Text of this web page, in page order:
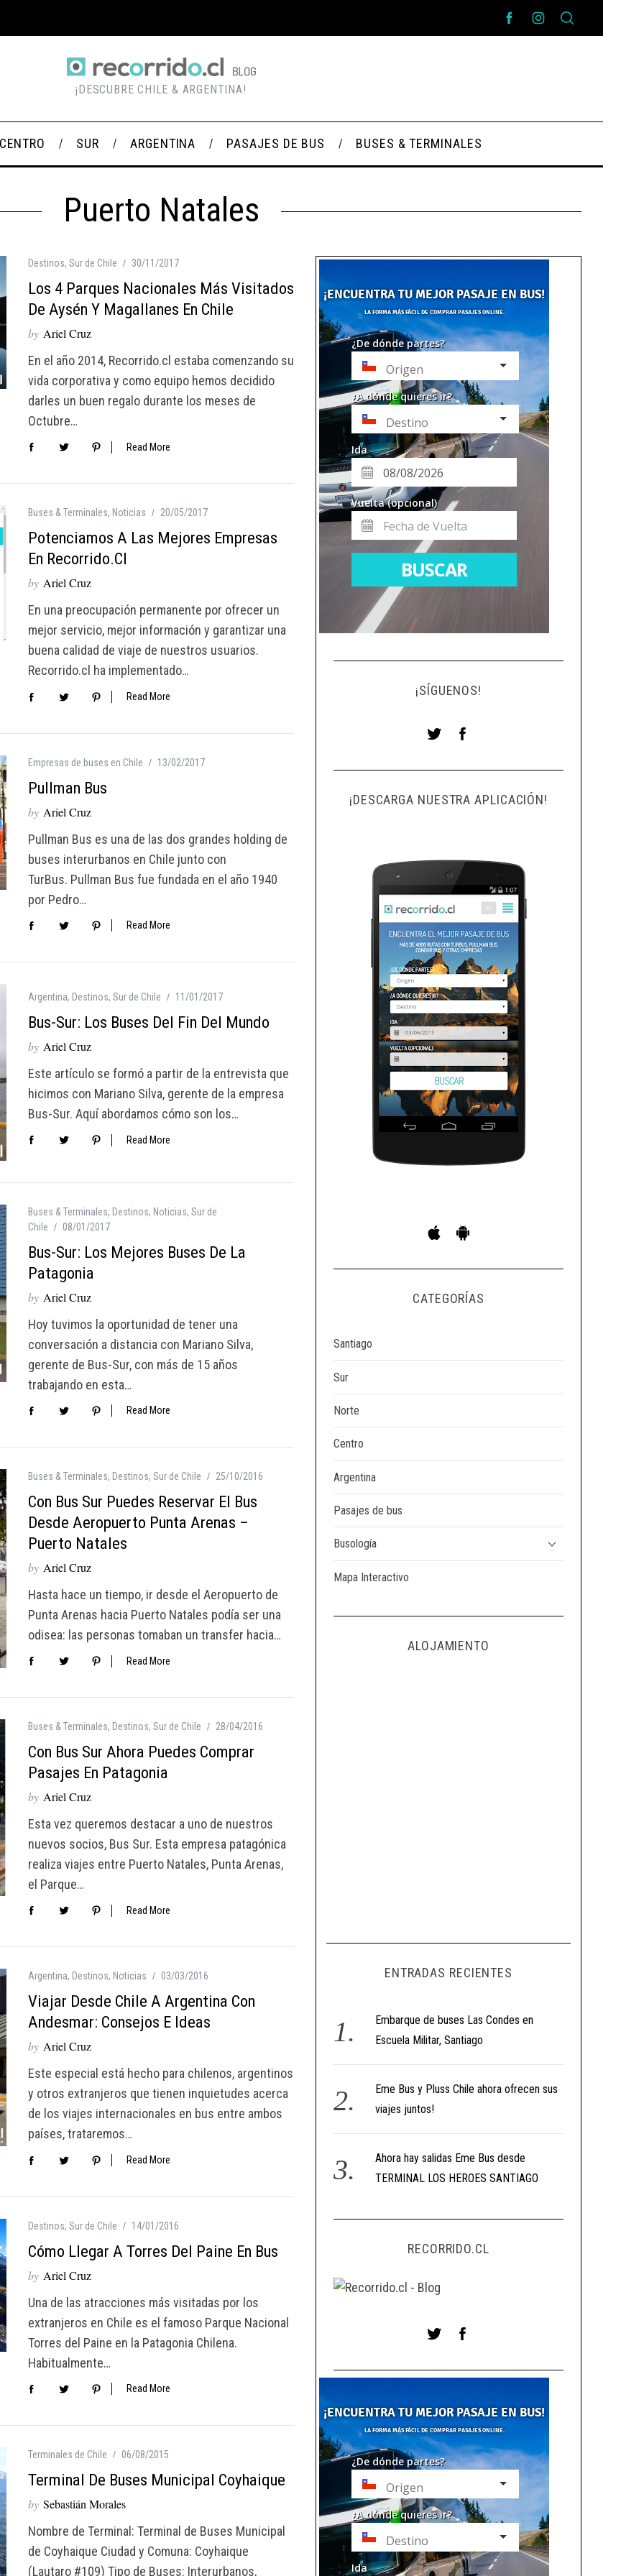
¡DESCUBRE CHILE & ARGENTINA!
CENTRO SUR ARGENTINA PASAJES DE BUS BUSES & TERMINALES
Puerto Natales
Destinos, Sur de Chile 30/11/2017
Los 4 Parques Nacionales Más Visitados
De Aysén Y Magallanes En Chile
by Ariel Cruz
En el año 2014, Recorrido.cl estaba comenzando su
vida corporativa y como equipo hemos decidido
darles un buen regalo durante los meses de
Octubre…
Read More
Buses & Terminales, Noticias 20/05/2017
Potenciamos A Las Mejores Empresas
En Recorrido.cl
by Ariel Cruz
En una preocupación permanente por ofrecer un
mejor servicio, mejor información y garantizar una
buena calidad de viaje de nuestros usuarios.
Recorrido.cl ha implementado…
Read More
Empresas de buses en Chile 13/02/2017
Pullman Bus
by Ariel Cruz
Pullman Bus es una de las dos grandes holding de
buses interurbanos en Chile junto con
TurBus. Pullman Bus fue fundada en el año 1940
por Pedro…
Read More
Argentina, Destinos, Sur de Chile 11/01/2017
Bus-Sur: Los Buses Del Fin Del Mundo
by Ariel Cruz
Este artículo se formó a partir de la entrevista que
hicimos con Mariano Silva, gerente de la empresa
Bus-Sur. Aquí abordamos cómo son los…
Read More
Buses & Terminales, Destinos, Noticias, Sur de
Chile
08/01/2017
Bus-Sur: Los Mejores Buses De La
Patagonia
by Ariel Cruz
Hoy tuvimos la oportunidad de tener una
conversación a distancia con Mariano Silva,
gerente de Bus-Sur, con más de 15 años
trabajando en esta…
Read More
Buses & Terminales, Destinos, Sur de Chile 25/10/2016
Con Bus Sur Puedes Reservar El Bus
Desde Aeropuerto Punta Arenas –
Puerto Natales
by Ariel Cruz
Hasta hace un tiempo, ir desde el Aeropuerto de
Punta Arenas hacia Puerto Natales podía ser una
odisea: las personas tomaban un transfer hacia…
Read More
Buses & Terminales, Destinos, Sur de Chile 28/04/2016
Con Bus Sur Ahora Puedes Comprar
Pasajes En Patagonia
by Ariel Cruz
Esta vez queremos destacar a uno de nuestros
nuevos socios, Bus Sur. Esta empresa patagónica
realiza viajes entre Puerto Natales, Punta Arenas,
el Parque…
Read More
Argentina, Destinos, Noticias 03/03/2016
Viajar Desde Chile A Argentina Con
Andesmar: Consejos E Ideas
by Ariel Cruz
Este especial está hecho para chilenos, argentinos
y otros extranjeros que tienen inquietudes acerca
de los viajes internacionales en bus entre ambos
países, trataremos…
Read More
Destinos, Sur de Chile 14/01/2016
Cómo Llegar A Torres Del Paine En Bus
by Ariel Cruz
Una de las atracciones más visitadas por los
extranjeros en Chile es el famoso Parque Nacional
Torres del Paine en la Patagonia Chilena.
Habitualmente…
Read More
Terminales de Chile 06/08/2015
Terminal De Buses Municipal Coyhaique
by Sebastián Morales
Nombre de Terminal: Terminal de Buses Municipal
de Coyhaique Ciudad y Comuna: Coyhaique
(Lautaro #109) Tipo de Buses: Interurbanos,
¡SÍGUENOS!
¡DESCARGA NUESTRA APLICACIÓN!
CATEGORÍAS
Santiago
Sur
Norte
Centro
Argentina
Pasajes de bus
Busología
Mapa Interactivo
ALOJAMIENTO
ENTRADAS RECIENTES
Embarque de buses Las Condes en
Escuela Militar, Santiago
Eme Bus y Pluss Chile ahora ofrecen sus
viajes juntos!
Ahora hay salidas Eme Bus desde
TERMINAL LOS HEROES SANTIAGO
RECORRIDO.CL